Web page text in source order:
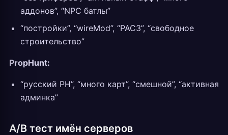
аддонов”, “NPC батлы”
“постройки”, “wireMod”, “PAC3”, “свободное
строительство”
PropHunt:
“русский PH”, “много карт”, “смешной”, “активная
админка”
A/B тест имён серверов